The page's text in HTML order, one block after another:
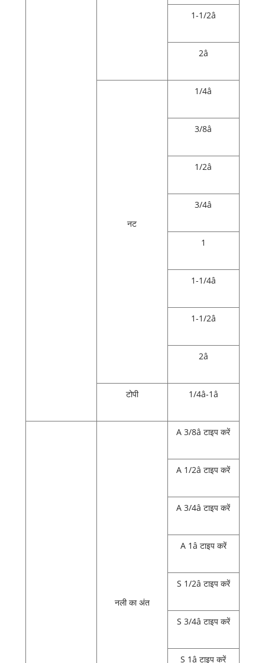
1-1/2â
2â
नट
1/4â
3/8â
1/2â
3/4â
1
1-1/4â
1-1/2â
2â
टोपी 1/4â-1â
नली का अंत
A 3/8â टाइप करें
A 1/2â टाइप करें
A 3/4â टाइप करें
A 1â टाइप करें
S 1/2â टाइप करें
S 3/4â टाइप करें
S 1â टाइप करें